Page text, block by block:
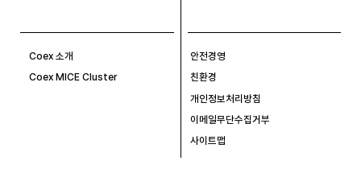
Coex 소개
Coex MICE Cluster
안전경영
친환경
개인정보처리방침
이메일무단수집거부
사이트맵